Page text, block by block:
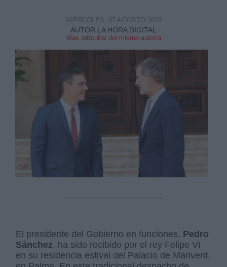
AUTOR LA HORA DIGITAL
Mas artículos del mismo autor/a
MIÉRCOLES, 07 AGOSTO 2019
​El presidente del Gobierno en funciones, Pedro
Sánchez, ha sido recibido por el rey Felipe VI
en su residencia estival del Palacio de Marivent,